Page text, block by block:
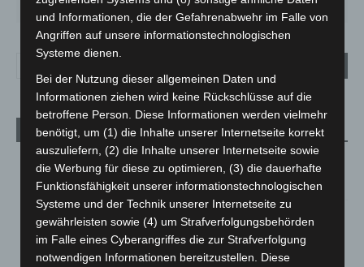
27° 25° 26° 30° 34°
Aktuelle Beiträge
M’era Luna 2026: 25.000 Fans feiern in Hildesheim
10. August 2026
Kunst trifft Weingenuss: Barbara-Susann Mehring zeigt ihre
Werke im Jacques’ Wein-Depot Isernhagen
8. August 2026
und Informationen, die der Gefahrenabwehr im Falle von
Angriffen auf unsere informationstechnologischen
Systeme dienen.
Bei der Nutzung dieser allgemeinen Daten und
Informationen ziehen wird keine Rückschlüsse auf die
betroffene Person. Diese Informationen werden vielmehr
benötigt, um (1) die Inhalte unserer Internetseite korrekt
auszuliefern, (2) die Inhalte unserer Internetseite sowie
die Werbung für diese zu optimieren, (3) die dauerhafte
Funktionsfähigkeit unserer informationstechnologischen
Systeme und der Technik unserer Internetseite zu
gewährleisten sowie (4) um Strafverfolgungsbehörden
im Falle eines Cyberangriffes die zur Strafverfolgung
notwendigen Informationen bereitzustellen. Diese